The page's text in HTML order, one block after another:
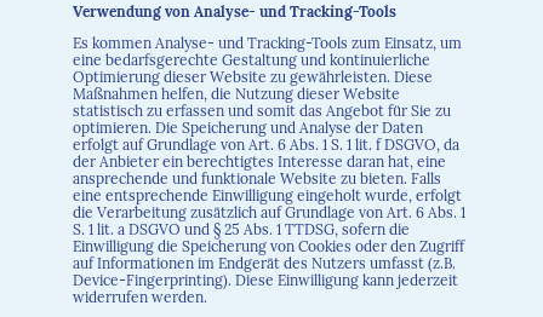
Verwendung von Analyse- und Tracking-Tools
Es kommen Analyse- und Tracking-Tools zum Einsatz, um
eine bedarfsgerechte Gestaltung und kontinuierliche
Optimierung dieser Website zu gewährleisten. Diese
Maßnahmen helfen, die Nutzung dieser Website
statistisch zu erfassen und somit das Angebot für Sie zu
optimieren. Die Speicherung und Analyse der Daten
erfolgt auf Grundlage von Art. 6 Abs. 1 S. 1 lit. f DSGVO, da
der Anbieter ein berechtigtes Interesse daran hat, eine
ansprechende und funktionale Website zu bieten. Falls
eine entsprechende Einwilligung eingeholt wurde, erfolgt
die Verarbeitung zusätzlich auf Grundlage von Art. 6 Abs. 1
S. 1 lit. a DSGVO und § 25 Abs. 1 TTDSG, sofern die
Einwilligung die Speicherung von Cookies oder den Zugriff
auf Informationen im Endgerät des Nutzers umfasst (z.B.
Device-Fingerprinting). Diese Einwilligung kann jederzeit
widerrufen werden.